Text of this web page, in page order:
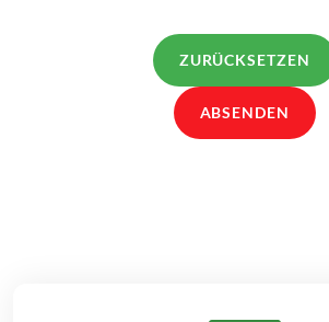
ZURÜCKSETZEN
ABSENDEN